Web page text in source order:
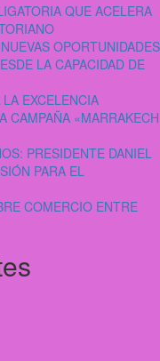
QUE ACELERA
OPORTUNIDADES
LA CAPACIDAD DE
EXCELENCIA
CAMPAÑA «MARRAKECH
PRESIDENTE DANIEL
PARA EL
COMERCIO ENTRE